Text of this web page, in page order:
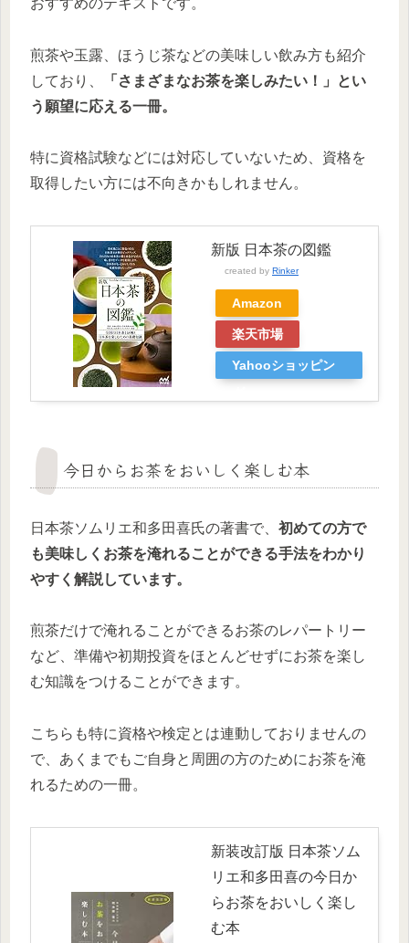
煎茶や玉露、ほうじ茶などの美味しい飲み方も紹介
しており、
「さまざまなお茶を楽しみたい！」とい
う願望に応える一冊。
特に資格試験などには対応していないため、資格を
取得したい方には不向きかもしれません。
新版 日本茶の図鑑
created by Rinker
Amazon
楽天市場
Yahooショッピン
今日からお茶をおいしく楽しむ本
日本茶ソムリエ和多田喜氏の著書で、 初めての方で
も美味しくお茶を淹れることができる手法をわかり
やすく解説しています。
煎茶だけで淹れることができるお茶のレパートリー
など、準備や初期投資をほとんどせずにお茶を楽し
む知識をつけることができます。
こちらも特に資格や検定とは連動しておりませんの
で、あくまでもご自身と周囲の方のためにお茶を淹
れるための一冊。
新装改訂版 日本茶ソム
リエ和多田喜の今日か
らお茶をおいしく楽し
む本